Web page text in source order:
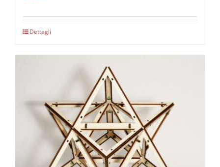
Dettagli